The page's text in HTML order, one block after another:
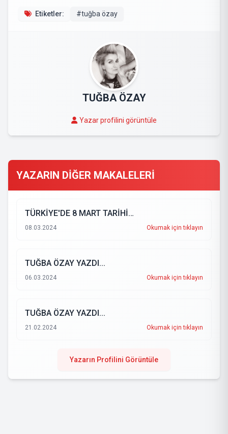
Etiketler: #tuğba özay
TUĞBA ÖZAY
Yazar profilini görüntüle
YAZARIN DİĞER MAKALELERİ
TÜRKİYE'DE 8 MART TARİHİ…
08.03.2024 Okumak için tıklayın
TUĞBA ÖZAY YAZDI...
06.03.2024 Okumak için tıklayın
TUĞBA ÖZAY YAZDI...
21.02.2024 Okumak için tıklayın
Yazarın Profilini Görüntüle